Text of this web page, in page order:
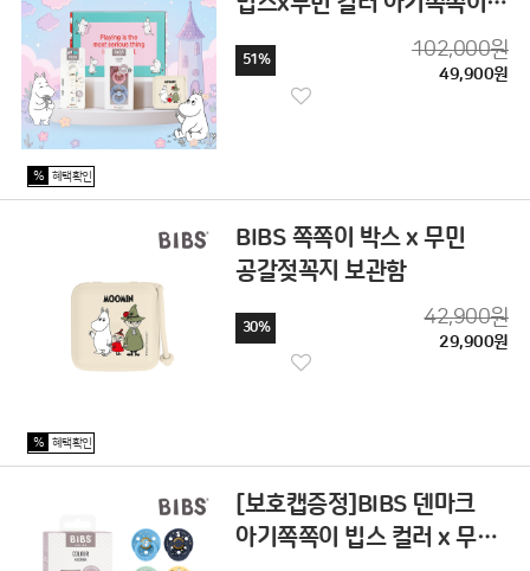
출산 선물 세트 보관함 클립
천연고무
51% 102,000원
49,900원
% 혜택확인
BIBS 쪽쪽이 박스 x 무민
공갈젖꼭지 보관함
30% 42,900원
29,900원
% 혜택확인
[보호캡증정]BIBS 덴마크
아기쪽쪽이 빕스 컬러 x 무민